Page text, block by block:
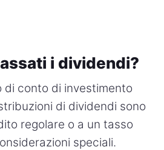
i dividendi?
di conto di investimento
di dividendi sono
regolare o a un tasso
speciali.